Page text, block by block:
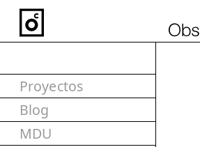
Proyectos
Blog
MDU